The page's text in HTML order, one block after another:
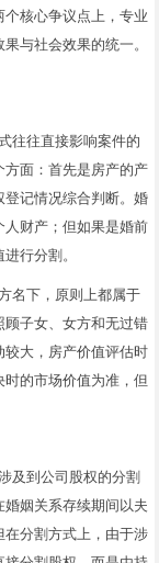
核心争议点上，专业
与社会效果的统一。
往往直接影响案件的
方面：首先是房产的产
记情况综合判断。婚
财产；但如果是婚前
行分割。
名下，原则上都属于
顾子女、女方和无过错
大，房产价值评估时
的市场价值为准，但
及到公司股权的分割
姻关系存续期间以夫
分割方式上，由于涉